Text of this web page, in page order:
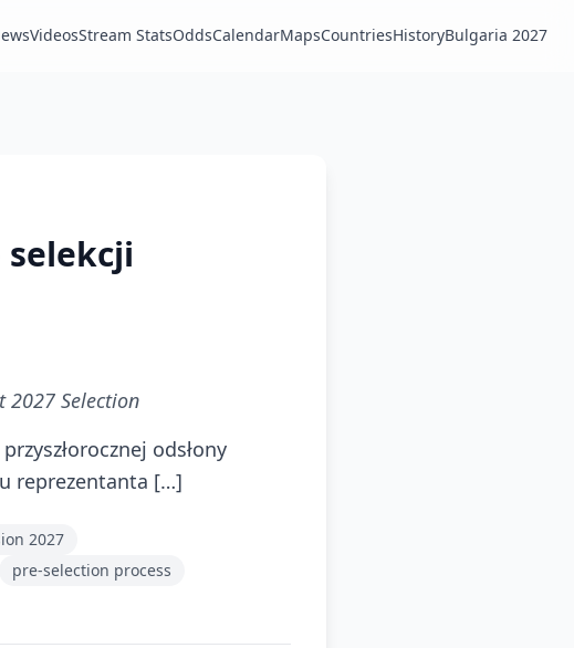
VideosStream StatsOddsCalendarMapsCountriesHistoryBulgaria 2027
selekcji
2027 Selection
odsłony
reprezentanta […]
2027
pre-selection process